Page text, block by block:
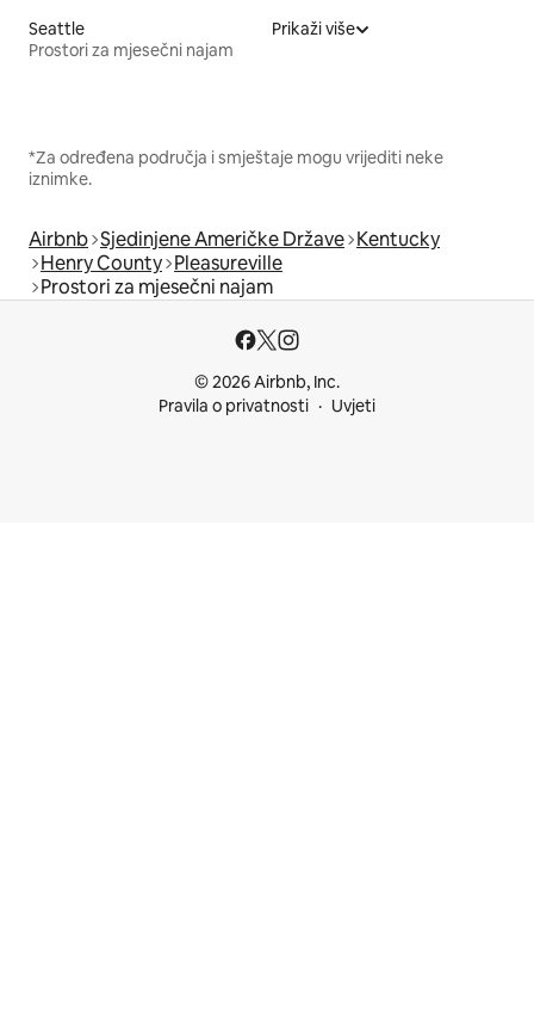
Seattle
Prostori za mjesečni najam
Prikaži više
*Za određena područja i smještaje mogu vrijediti neke
iznimke.
Airbnb Sjedinjene Američke Države Kentucky
Henry County Pleasureville
Prostori za mjesečni najam
© 2026 Airbnb, Inc.
Pravila o privatnosti
Uvjeti